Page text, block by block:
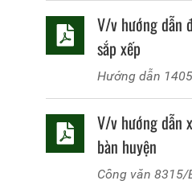
V/v hướng dẫn
sắp xếp
Hướng dẫn
V/v hướng dẫn
bàn huyện
Công văn 8315/